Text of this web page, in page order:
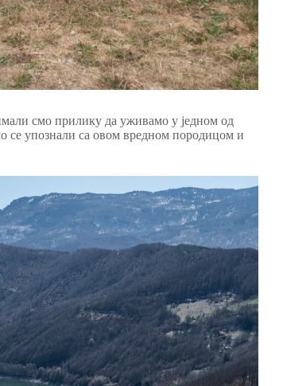
смо прилику да уживамо у једном од
се упознали са овом вредном породицом и